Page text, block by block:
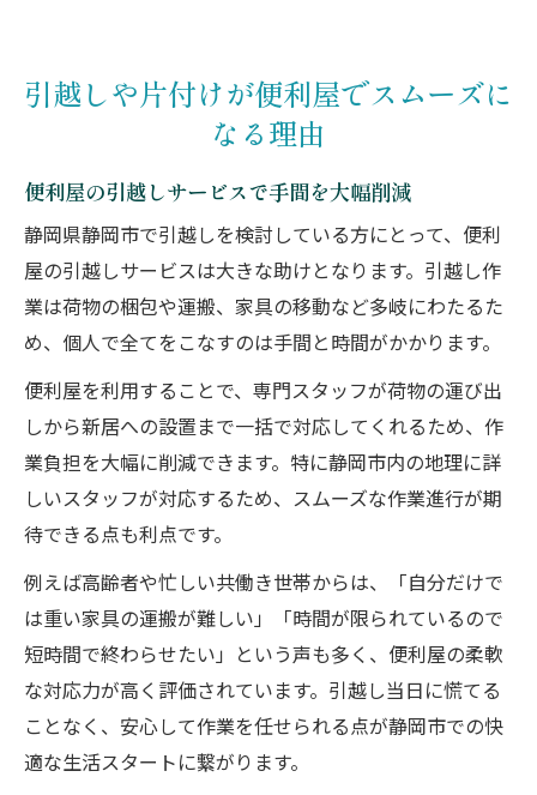
引越しや片付けが便利屋でスムーズに
なる理由
便利屋の引越しサービスで手間を大幅削減
静岡県静岡市で引越しを検討している方にとって、便利
屋の引越しサービスは大きな助けとなります。引越し作
業は荷物の梱包や運搬、家具の移動など多岐にわたるた
め、個人で全てをこなすのは手間と時間がかかります。
便利屋を利用することで、専門スタッフが荷物の運び出
しから新居への設置まで一括で対応してくれるため、作
業負担を大幅に削減できます。特に静岡市内の地理に詳
しいスタッフが対応するため、スムーズな作業進行が期
待できる点も利点です。
例えば高齢者や忙しい共働き世帯からは、「自分だけで
は重い家具の運搬が難しい」「時間が限られているので
短時間で終わらせたい」という声も多く、便利屋の柔軟
な対応力が高く評価されています。引越し当日に慌てる
ことなく、安心して作業を任せられる点が静岡市での快
適な生活スタートに繋がります。